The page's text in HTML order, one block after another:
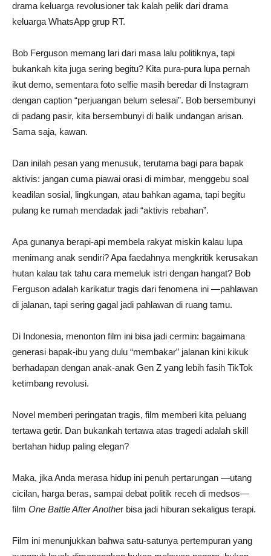
drama keluarga revolusioner tak kalah pelik dari drama
keluarga WhatsApp grup RT.
Bob Ferguson memang lari dari masa lalu politiknya, tapi
bukankah kita juga sering begitu? Kita pura-pura lupa pernah
ikut demo, sementara foto selfie masih beredar di Instagram
dengan caption “perjuangan belum selesai”. Bob bersembunyi
di padang pasir, kita bersembunyi di balik undangan arisan.
Sama saja, kawan.
Dan inilah pesan yang menusuk, terutama bagi para bapak
aktivis: jangan cuma piawai orasi di mimbar, menggebu soal
keadilan sosial, lingkungan, atau bahkan agama, tapi begitu
pulang ke rumah mendadak jadi “aktivis rebahan”.
Apa gunanya berapi-api membela rakyat miskin kalau lupa
menimang anak sendiri? Apa faedahnya mengkritik kerusakan
hutan kalau tak tahu cara memeluk istri dengan hangat? Bob
Ferguson adalah karikatur tragis dari fenomena ini —pahlawan
di jalanan, tapi sering gagal jadi pahlawan di ruang tamu.
Di Indonesia, menonton film ini bisa jadi cermin: bagaimana
generasi bapak-ibu yang dulu “membakar” jalanan kini kikuk
berhadapan dengan anak-anak Gen Z yang lebih fasih TikTok
ketimbang revolusi.
Novel memberi peringatan tragis, film memberi kita peluang
tertawa getir. Dan bukankah tertawa atas tragedi adalah skill
bertahan hidup paling elegan?
Maka, jika Anda merasa hidup ini penuh pertarungan —utang
cicilan, harga beras, sampai debat politik receh di medsos—
film One Battle After Another bisa jadi hiburan sekaligus terapi.
Film ini menunjukkan bahwa satu-satunya pertempuran yang